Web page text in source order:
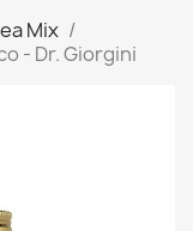
Mix
- Dr. Giorgini